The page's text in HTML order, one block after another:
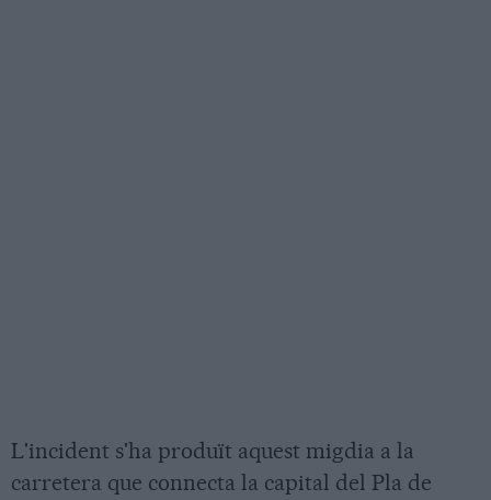
L'incident s'ha produït aquest migdia a la
carretera que connecta la capital del Pla de